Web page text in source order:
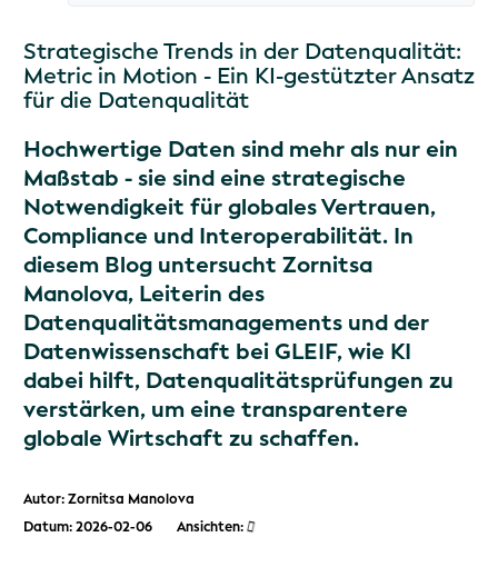
Strategische Trends in der Datenqualität:
Metric in Motion - Ein KI-gestützter Ansatz
für die Datenqualität
Hochwertige Daten sind mehr als nur ein
Maßstab - sie sind eine strategische
Notwendigkeit für globales Vertrauen,
Compliance und Interoperabilität. In
diesem Blog untersucht Zornitsa
Manolova, Leiterin des
Datenqualitätsmanagements und der
Datenwissenschaft bei GLEIF, wie KI
dabei hilft, Datenqualitätsprüfungen zu
verstärken, um eine transparentere
globale Wirtschaft zu schaffen.
Autor: Zornitsa Manolova
Datum: 2026-02-06
Ansichten: